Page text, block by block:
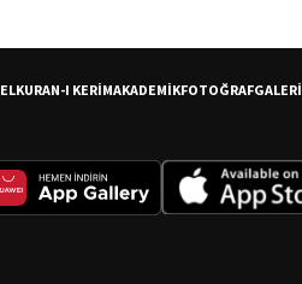
KURAN-I KERİMAKADEMİKFOTOĞRAFGALERİ